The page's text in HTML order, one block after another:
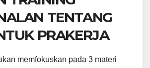
TENTANG
PRAKERJA
memfokuskan pada 3 materi